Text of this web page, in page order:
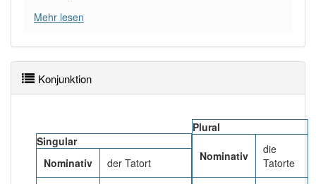
Mehr lesen
Konjunktion
Singular
Nominativ
der Tatort
Plural
Nominativ
die
Tatorte